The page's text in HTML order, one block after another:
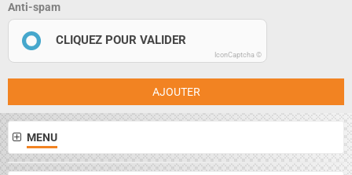
Anti-spam
CLIQUEZ POUR VALIDER
IconCaptcha ©
AJOUTER
MENU